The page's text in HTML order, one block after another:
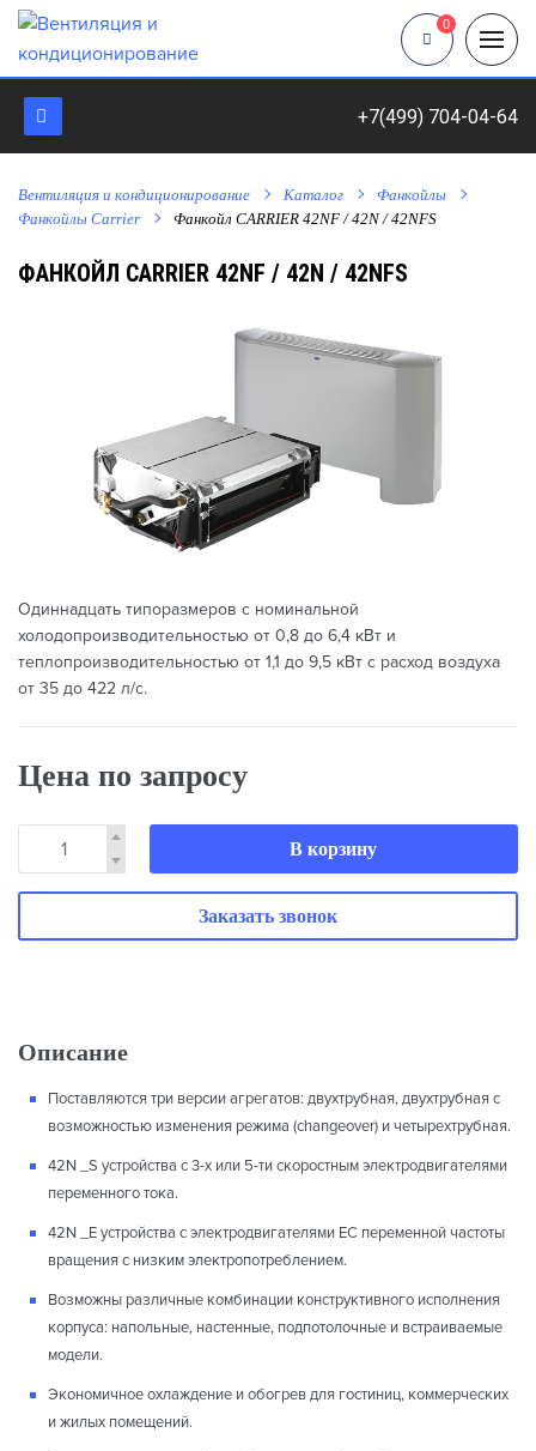
+7(499) 704-04-64
0
Вентиляция и кондиционирование Каталог
Фанкойлы
Фанкойлы Carrier
Фанкойл CARRIER 42NF / 42N / 42NFS
ФАНКОЙЛ CARRIER 42NF / 42N / 42NFS
Одиннадцать типоразмеров с номинальной
холодопроизводительностью от 0,8 до 6,4 кВт и
теплопроизводительностью от 1,1 до 9,5 кВт с расход воздуха
от 35 до 422 л/с.
Цена по запросу
В корзину
Заказать звонок
Описание
Поставляются три версии агрегатов: двухтрубная, двухтрубная с
возможностью изменения режима (changeover) и четырехтрубная.
42N _S устройства с 3-х или 5-ти скоростным электродвигателями
переменного тока.
42N _E устройства с электродвигателями ЕС переменной частоты
вращения с низким электропотреблением.
Возможны различные комбинации конструктивного исполнения
корпуса: напольные, настенные, подпотолочные и встраиваемые
модели.
Экономичное охлаждение и обогрев для гостиниц, коммерческих
и жилых помещений.